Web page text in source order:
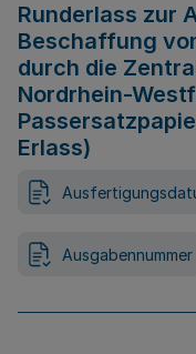
Runderlass zur
Beschaffung
durch die
Nordrhein-
Erlass)
Ausgabennummer